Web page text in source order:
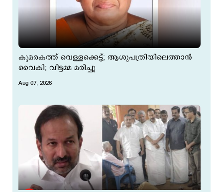
കുമരകത്ത് വെള്ളക്കെട്ട്; ആശുപത്രിയിലെത്താൻ
വൈകി; വീട്ടമ്മ മരിച്ചു
Aug 07, 2026